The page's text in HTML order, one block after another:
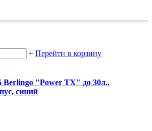
+ Перейти в корзину
Berlingo "Power TX" до 30л.,
синий